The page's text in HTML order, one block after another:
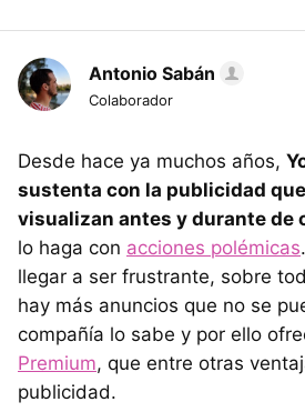
Antonio Sabán
Colaborador
Desde hace ya muchos años,
sustenta con la publicidad
visualizan antes y durante de
lo haga con acciones polémicas
llegar a ser frustrante, sobre
hay más anuncios que no se
compañía lo sabe y por ello
Premium, que entre otras
publicidad.